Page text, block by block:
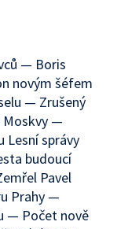
— Boris
novým šéfem
— Zrušený
Moskvy —
Lesní správy
budoucí
Pavel
Prahy —
— Počet nově